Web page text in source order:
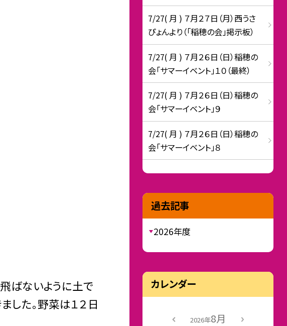
ばないように土で
した。野菜は１２日
7/27( 月 ) ７月２７日（月）西うさ
ぴょんより（「稲穂の会」掲示板）
7/27( 月 ) ７月２６日（日）稲穂の
会「サマーイベント」１０（最終）
7/27( 月 ) ７月２６日（日）稲穂の
会「サマーイベント」９
7/27( 月 ) ７月２６日（日）稲穂の
会「サマーイベント」８
過去記事
2026年度
カレンダー
2026年8月